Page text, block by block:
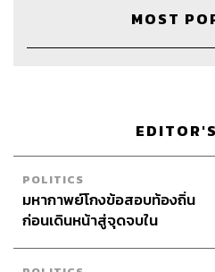
ล้วนผ่านการเหงื่อตกมือสั่นกันม
เป็นภาษาที่ตัวเองเข้าใจ ฝึกฝน
ไม่ผิดพลาด ให้เวลากับตรงนี้มา
ทำให้เกิดความมั่นใจเมื่อต้อง
กดดัน ที่สำคัญอย่าลืมซ้อมกับตัวเ
มองเห็นระเบียบร่างกายของตัวเ
MOST
POLITICS
มหากาพย์โกงข้อสอบท้องถิ่น
ก่อนเดินหน้าสู่จุดจบใน